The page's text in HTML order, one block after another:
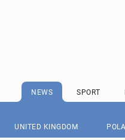
NEWS SPORT
UNITED KINGDOM